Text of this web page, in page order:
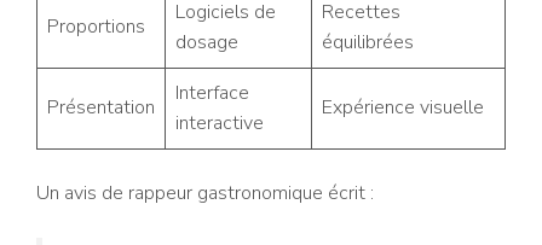
Proportions
Logiciels de
dosage
Recettes
équilibrées
Présentation
Interface
interactive
Expérience visuelle
Un avis de rappeur gastronomique écrit :